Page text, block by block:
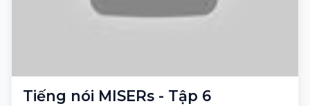
Tiếng nói MISERs - Tập 6